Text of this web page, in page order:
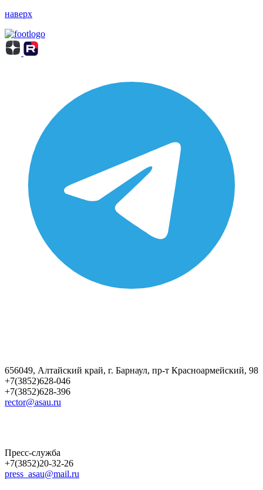
наверх
656049, Алтайский край, г. Барнаул, пр-т Красноармейский, 98
+7(3852)628-046
+7(3852)628-396
rector@asau.ru
Пресс-служба
+7(3852)20-32-26
press_asau@mail.ru